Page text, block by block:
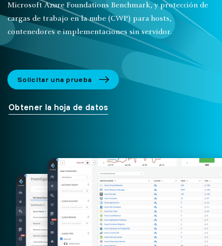
Microsoft Azure Foundations Benchmark, y protección de
cargas de trabajo en la nube (CWP) para hosts,
contenedores e implementaciones sin servidor.
Solicitar una prueba
Obtener la hoja de datos